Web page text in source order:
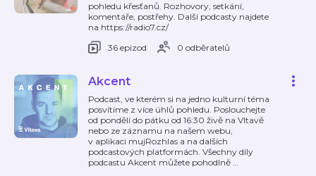
pohledu křesťanů. Rozhovory, setkání,
komentáře, postřehy. Další podcasty najdete
na https://radio7.cz/
36 epizod
0 odběratelů
Akcent
Podcast, ve kterém si na jedno kulturní téma
posvítíme z více úhlů pohledu. Poslouchejte
od pondělí do pátku od 16:30 živě na Vltavě
nebo ze záznamu na našem webu,
v aplikaci mujRozhlas a na dalších
podcastových platformách. Všechny díly
podcastu Akcent můžete pohodlně …